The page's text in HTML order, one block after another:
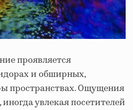
проявляется
и обширных,
пространствах. Ощущения
увлекая посетителей